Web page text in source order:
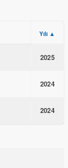
Yılı ▲
2025
2024
2024